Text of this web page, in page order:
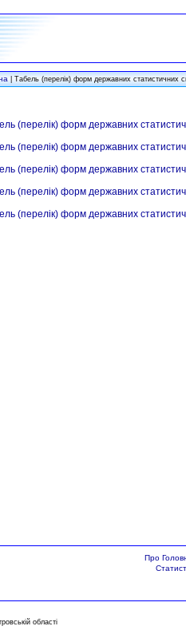
Табель (перелік) форм державних статистичних
(перелік) форм державних
(перелік) форм державних
(перелік) форм державних
(перелік) форм державних
(перелік) форм державних
Про
області